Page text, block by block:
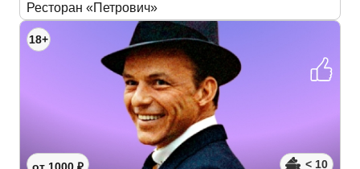
Ресторан «Петрович»
18+
< 10